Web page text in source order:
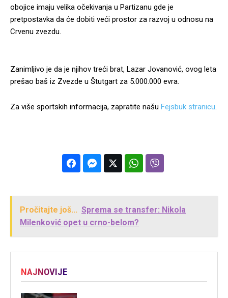
obojice imaju velika očekivanja u Partizanu gde je
pretpostavka da će dobiti veći prostor za razvoj u odnosu na
Crvenu zvezdu.
Zanimljivo je da je njihov treći brat, Lazar Jovanović, ovog leta
prešao baš iz Zvezde u Štutgart za 5.000.000 evra.
Za više sportskih informacija, zapratite našu Fejsbuk stranicu
Pročitajte još... Sprema se transfer: Nikola
Milenković opet u crno-belom?
NAJNOVIJE